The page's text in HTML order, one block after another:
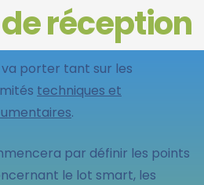
réception
porter tant sur les
techniques et
.
par définir les points
le lot smart, les